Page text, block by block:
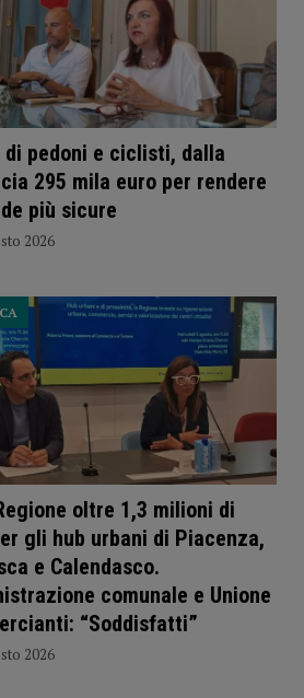
di pedoni e ciclisti, dalla
295 mila euro per rendere
più sicure
2026
oltre 1,3 milioni di
gli hub urbani di Piacenza,
e Calendasco.
comunale e Unione
“Soddisfatti”
2026